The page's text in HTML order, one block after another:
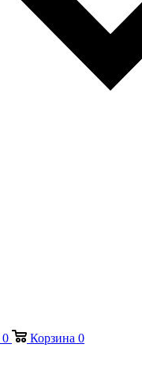
0 Корзина 0